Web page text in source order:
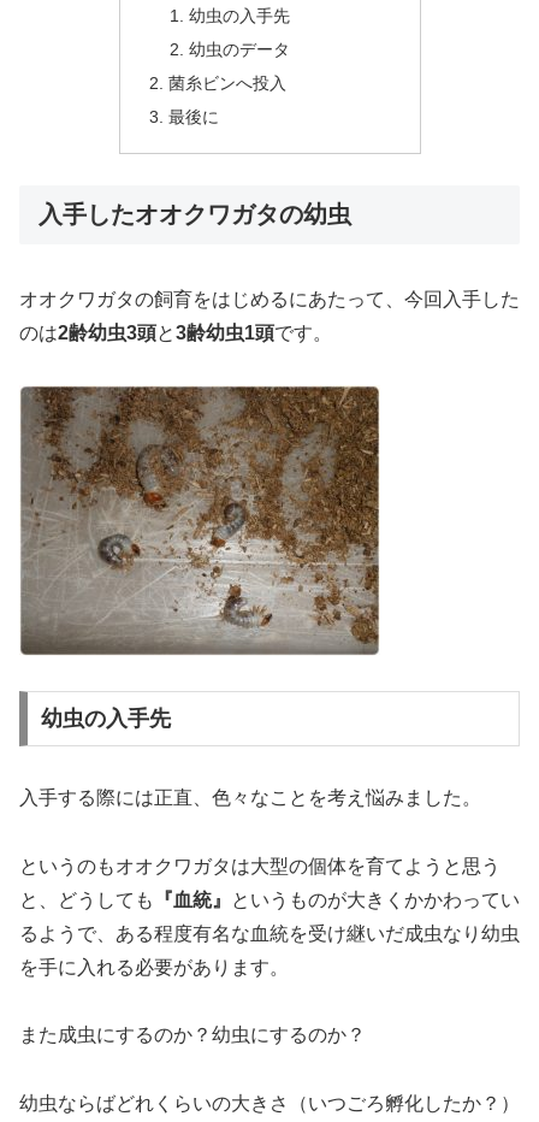
幼虫の入手先
幼虫のデータ
菌糸ビンへ投入
最後に
入手したオオクワガタの幼虫
オオクワガタの飼育をはじめるにあたって、今回入手した
のは2齢幼虫3頭と3齢幼虫1頭です。
幼虫の入手先
入手する際には正直、色々なことを考え悩みました。
というのもオオクワガタは大型の個体を育てようと思う
と、どうしても
『血統』
というものが大きくかかわってい
るようで、ある程度有名な血統を受け継いだ成虫なり幼虫
を手に入れる必要があります。
また成虫にするのか？幼虫にするのか？
幼虫ならばどれくらいの大きさ（いつごろ孵化したか？）